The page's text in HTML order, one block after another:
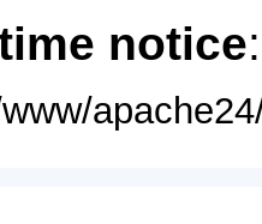
notice